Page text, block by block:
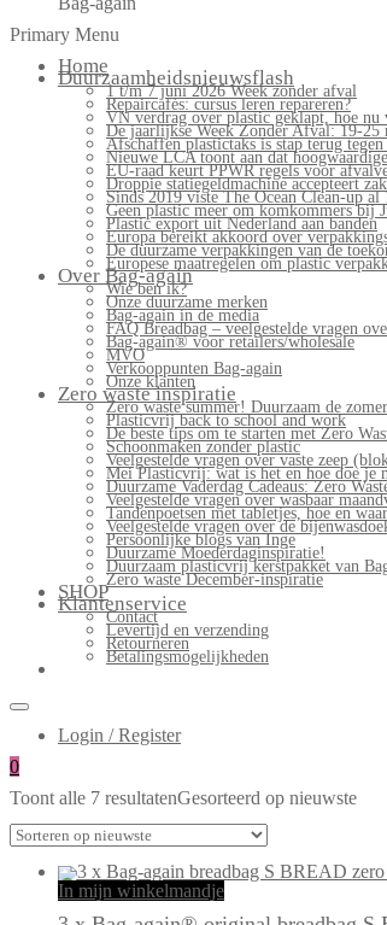
Primary Menu
Home
Duurzaamheidsnieuwsflash
1 t/m 7 juni 2026 Week zonder afval
Repaircafés: cursus leren repareren?
VN verdrag over plastic geklapt, hoe nu
De jaarlijkse Week Zonder Afval: 19-25
Afschaffen plastictaks is stap terug
Nieuwe LCA toont aan dat
EU-raad keurt PPWR regels voor
Droppie statiegeldmachine accepteert
Sinds 2019 viste The Ocean Clean-up
Geen plastic meer om komkommers bij
Plastic export uit Nederland aan banden
Europa bereikt akkoord over
De duurzame verpakkingen van de
Europese maatregelen om plastic
Over Bag-again
Wie ben ik?
Onze duurzame merken
Bag-again in de media
FAQ Breadbag – veelgestelde vragen
Bag-again® voor retailers/wholesale
MVO
Verkooppunten Bag-again
Onze klanten
Zero waste inspiratie
Zero waste summer! Duurzaam de
Plasticvrij back to school and work
De beste tips om te starten met Zero
Schoonmaken zonder plastic
Veelgestelde vragen over vaste zeep
Mei Plasticvrij: wat is het en hoe doe je
Duurzame Vaderdag Cadeaus: Zero
Veelgestelde vragen over wasbaar
Tandenpoetsen met tabletjes, hoe en
Veelgestelde vragen over de
Persoonlijke blogs van Inge
Duurzame Moederdaginspiratie!
Duurzaam plasticvrij kerstpakket van
Zero waste December-inspiratie
SHOP
Klantenservice
Contact
Levertijd en verzending
Retourneren
Betalingsmogelijkheden
Login / Register
0
Toont alle 7 resultatenGesorteerd op nieuwste
In mijn winkelmandje